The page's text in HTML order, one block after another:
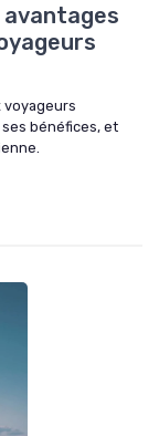
voyageurs
bénéfices, et